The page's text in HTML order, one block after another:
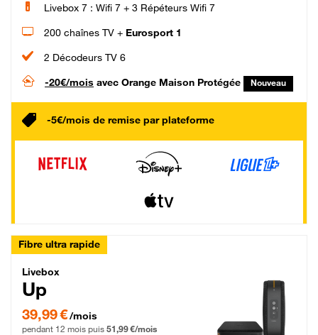
Livebox 7 : Wifi 7 + 3 Répéteurs Wifi 7
200 chaînes TV + Eurosport 1
2 Décodeurs TV 6
-20€/mois avec Orange Maison Protégée Nouveau
-5€/mois de remise par plateforme
Fibre ultra rapide
Livebox Up Fibre
Livebox
Up
39,99 € par mois pendant 12 mois puis 51,99 € par mois, Engagement 12 mois
39,99 €/mois
pendant 12 mois puis 51,99 €/mois